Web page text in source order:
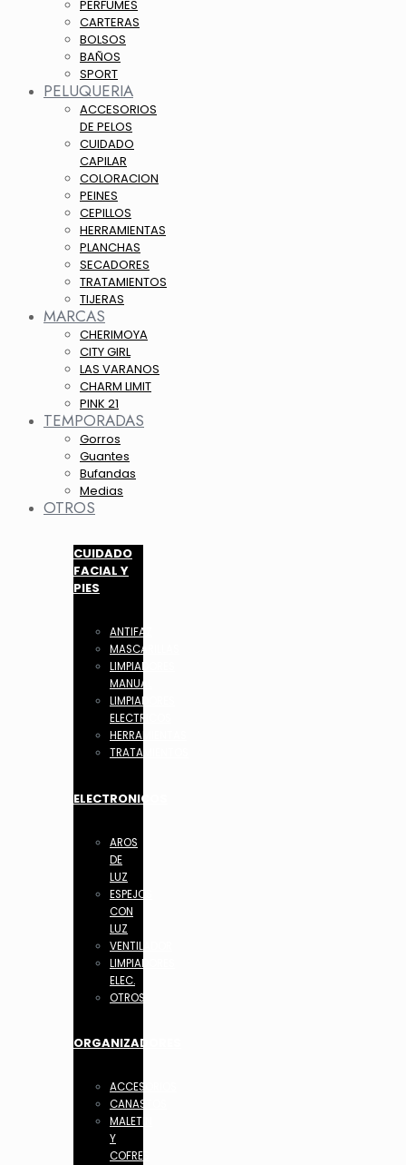
PERFUMES
CARTERAS
BOLSOS
BAÑOS
SPORT
PELUQUERIA
ACCESORIOS
DE PELOS
CUIDADO
CAPILAR
COLORACION
PEINES
CEPILLOS
HERRAMIENTAS
PLANCHAS
SECADORES
TRATAMIENTOS
TIJERAS
MARCAS
CHERIMOYA
CITY GIRL
LAS VARANOS
CHARM LIMIT
PINK 21
TEMPORADAS
Gorros
Guantes
Bufandas
Medias
OTROS
CUIDADO
FACIAL Y
PIES
ANTIFAZ
MASCARILLAS
LIMPIADORES
MANUAL
LIMPIADORES
ELECTRICOS
HERRAMIENTAS
TRATAMIENTOS
ELECTRONICOS
AROS
DE
LUZ
ESPEJOS
CON
LUZ
VENTILADOR
LIMPIADORES
ELEC.
OTROS
ORGANIZADORES
ACCESORIOS
CANASTOS
MALETIN
Y
COFRES